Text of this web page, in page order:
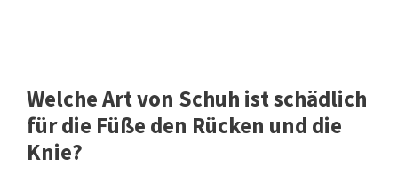
Welche Art von Schuh ist schädlich
für die Füße den Rücken und die
Knie?